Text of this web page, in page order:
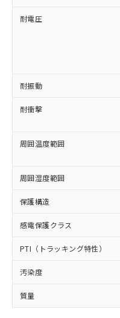
耐電圧
耐振動
耐衝撃
周囲温度範囲
周囲湿度範囲
保護構造
感電保護クラス
PTI（トラッキング特性）
汚染度
質量
商品の当
(税抜)を提
当社制御
本サービ
ことをご
在庫状況
記載して
タに基づ
覧された
準価格とは
正式な納
様のお取
ムロン制
オムロン
点は「
在庫状況お
事前の承
示しない
マイパーツ
ビス）をご
非含有の対応状
非該当品：ライ
害物質有無と関
仕入先様の事情
いたものが、含
むを得ず変更す
鉛(Pb) 1000ppm以下
六価クロム(Cr(Ⅵ))
類(PBB) 1000ppm以
(PBDE) 1000ppm以
ル) (DEHP)(別名：
ルベンジル（BBP）
（DBP） 1000ppm以
適用除外項目は除く。
フタル酸エステル類
図的な使用がないこと
部品在庫の切り
月が前後するこ
「○」：最大均
基準値以下であ
「×」：最大均
基準値を超えて
「－」：未確認
*中国RoHS10物質の
Pb(鉛) :1000ppm、
Cr(Ⅵ)(六価クロム) :
ニル類) : 1000ppm、
イソブチル) :
DEHP(フタル酸ビス
「ｅ」：有害物
準値以下である
「10」：通常の
質が外部に漏え
及ぼさない年数
当社は、
為替およ
（以下｢規
または国
国政府の
可)を取得
当社は規
全に破砕す
いよう必要
当社は貴社
ル、化学
武器並びに
当社は、貴
場合は、
該第三者
販売先お
法に輸出す
り引きをい
一定
△ 一定
在庫
いては
たは
機器販
受注生
情報